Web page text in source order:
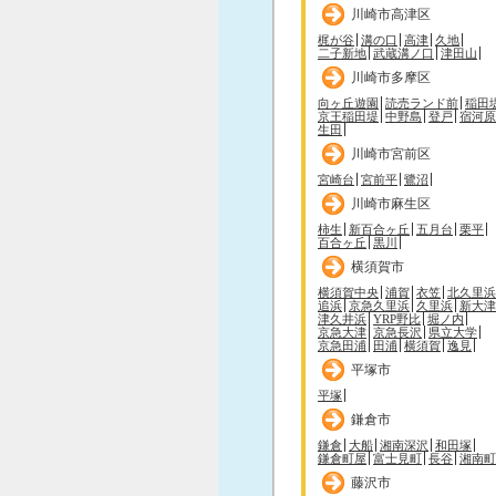
川崎市高津区
梶が谷 溝の口 高津 久地
二子新地 武蔵溝ノ口 津田山
川崎市多摩区
向ヶ丘遊園 読売ランド前 稲田
京王稲田堤 中野島 登戸 宿河原
生田
川崎市宮前区
宮崎台 宮前平 鷺沼
川崎市麻生区
柿生 新百合ヶ丘 五月台 栗平
百合ヶ丘 黒川
横須賀市
横須賀中央 浦賀 衣笠 北久里浜
追浜 京急久里浜 久里浜 新大津
津久井浜 YRP野比 堀ノ内
京急大津 京急長沢
県立大学
京急田浦
田浦 横須賀 逸見
平塚市
平塚
鎌倉市
鎌倉 大船 湘南深沢 和田塚
鎌倉町屋 富士見町 長谷 湘南
藤沢市